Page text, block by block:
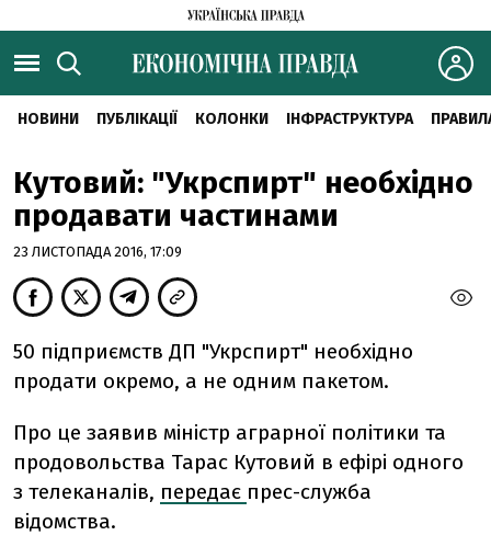
НОВИНИ ПУБЛІКАЦІЇ КОЛОНКИ ІНФРАСТРУКТУРА
Кутовий: "Укрспирт" необхідно
продавати частинами
23 ЛИСТОПАДА 2016, 17:09
50 підприємств ДП "Укрспирт" необхідно
продати окремо, а не одним пакетом.
Про це заявив міністр аграрної політики та
продовольства Тарас Кутовий в ефірі одного
з телеканалів, передає прес-служба
відомства.